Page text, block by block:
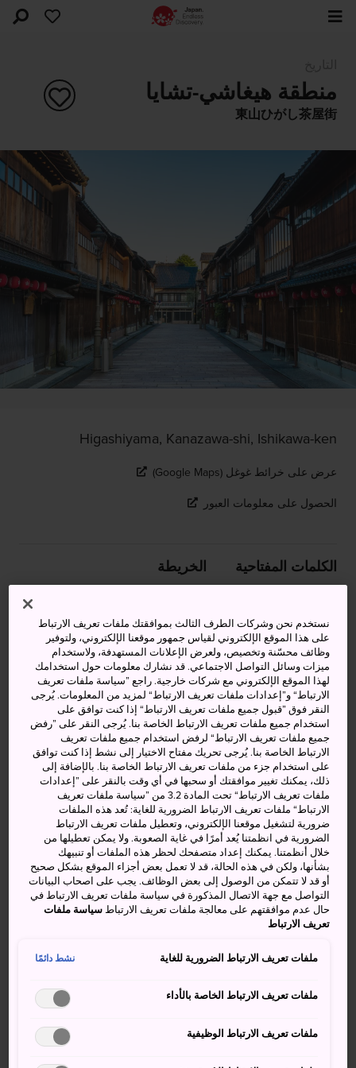
منطقة هيغاشي-تشايا
東山ひがし茶屋街
Higashiyama, Kanazawa-shi, Ishikawa-ken
عرض على خرائط غوغل (Google Maps)
الحصول على معلومات العبور
الكلمات المفتاحية الخريطة
منطقة المقاهي التاريخية في مدينة
كانازاوا، حيث تقدم فنانات الغيشا
عروضهن الترفيهية
تقع منطقة هيغاشي تشايا غاي في منطقة هيغاشياما بمدينة
كانازاوا بالقرب من نهر أسانو؛ وهي الأكبر بين أحياء فنانات
الغيشا التاريخية الثلاثة التي لا تزال تحتفظ بهيئتها وأصالتها في
مدينة كانازاوا، إلى جانب منطقتي نيشي تشايا غاي
وكازويماتشي، ولا تزال فنانات الغيشا يقدمن عروضهن في هذا
الحي حتى يومنا هذا.
أنشطة ومعالم رائعة
ورش الأوراق الذهبية في أحد المعارض الفنية التي
قضاء وقت ممتع في التجول بين أرجاء هذه البلدة
إطلالات بيوت الشاي من الجانب المقابل من النهر
نستخدم نحن وشركات الطرف الثالث بموافقتك ملفات تعريف الارتباط
على هذا الموقع الإلكتروني لقياس جمهور موقعنا الإلكتروني، ولتوفير
وظائف محسّنة وتخصيص، ولعرض الإعلانات المستهدفة، ولاستخدام
ميزات وسائل التواصل الاجتماعي. قد نشارك معلومات حول استخدامك
لهذا الموقع الإلكتروني مع شركات خارجية. راجع ”سياسة ملفات تعريف
الارتباط“ و”إعدادات ملفات تعريف الارتباط“ لمزيد من المعلومات. يُرجى
النقر فوق ”قبول جميع ملفات تعريف الارتباط“ إذا كنت توافق على
استخدام جميع ملفات تعريف الارتباط الخاصة بنا. يُرجى النقر على ”رفض
جميع ملفات تعريف الارتباط“ لرفض استخدام جميع ملفات تعريف
الارتباط الخاصة بنا. يُرجى تحريك مفتاح الاختيار إلى نشط إذا كنت توافق
على استخدام جزء من ملفات تعريف الارتباط الخاصة بنا. بالإضافة إلى
ذلك، يمكنك تغيير موافقتك أو سحبها في أي وقت بالنقر على ”إعدادات
ملفات تعريف الارتباط“ تحت المادة 3.2 من ”سياسة ملفات تعريف
الارتباط“ ملفات تعريف الارتباط الضرورية للغاية: تُعد هذه الملفات
ضرورية لتشغيل موقعنا الإلكتروني، وتعطيل ملفات تعريف الارتباط
الضرورية في انظمتنا يُعد أمرًا في غاية الصعوبة. ولا يمكن تعطيلها من
خلال أنظمتنا. يمكنك إعداد متصفحك لحظر هذه الملفات أو تنبيهك
بشأنها، ولكن في هذه الحالة، قد لا تعمل بعض أجزاء الموقع بشكل صحيح
أو قد لا تتمكن من الوصول إلى بعض الوظائف. يجب على اصحاب البيانات
التواصل مع جهة الاتصال المذكورة في سياسة ملفات تعريف الارتباط في
حال عدم موافقتهم على معالجة ملفات تعريف الارتباطسياسة ملفات
تعريف الارتباط
ملفات تعريف الارتباط الضرورية للغاية نشط دائمًا
ملفات تعريف الارتباط الخاصة بالأداء
ملفات تعريف الارتباط الوظيفية